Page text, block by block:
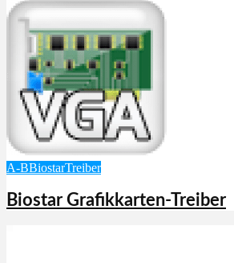
A-BBiostarTreiber
Biostar Grafikkarten-Treiber